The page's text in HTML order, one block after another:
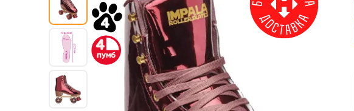
4
4